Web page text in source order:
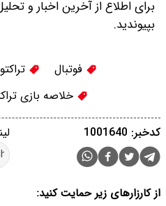
برای اطلاع از آخرین اخبار و
بپیوندید.
فوتبال
خلاصه بازی
کدخبر: 1001640
از کارزارهای زیر حمایت کنید: